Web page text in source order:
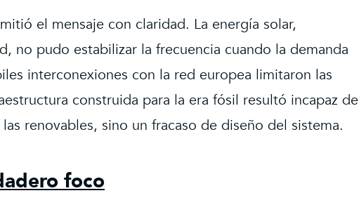
el mensaje con claridad. La energía solar,
no pudo estabilizar la frecuencia cuando la demanda
interconexiones con la red europea limitaron las
construida para la era fósil resultó incapaz de
renovables, sino un fracaso de diseño del sistema.
foco